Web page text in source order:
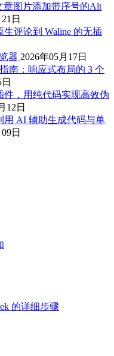
章图片添加带序号的Alt
日
生评论到 Waline 的无插
器 2026年05月17日
南：响应式布局的 3 个
件，用纯代码实现高效伪
12日
用 AI 辅助生成代码与单
日